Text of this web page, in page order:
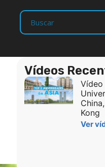
Vídeos
Vídeo
Kong
Ver